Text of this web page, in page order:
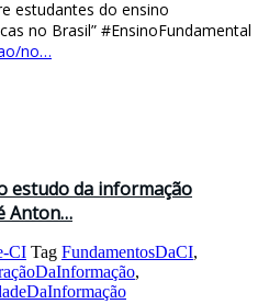
estudantes do ensino
no Brasil” #EnsinoFundamental
no…
estudo da informação
Anton…
CI Tag FundamentosDaCI,
,